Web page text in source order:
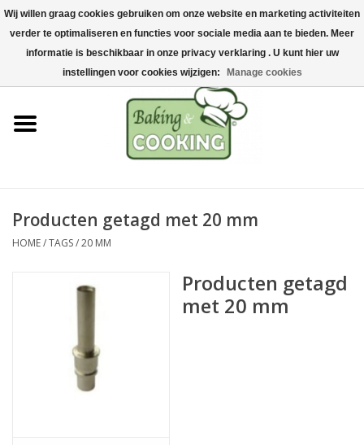
Home
Bak-& kookgerei
Machines & onderdelen
Chocolade & ijsbereiding
Hygiëne & opslag
Grondstoffen & Presentatie
Producten getagd met 20 mm
HOME/TAGS/20 MM
Producten getagd
met 20 mm
Wij willen graag cookies gebruiken om onze website en marketing activiteiten
verder te optimaliseren en functies voor sociale media aan te bieden. Meer
informatie is beschikbaar in onze privacy verklaring . U kunt hier uw
instellingen voor cookies wijzigen:
Manage cookies